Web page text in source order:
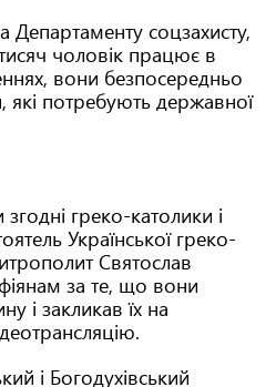
Департаменту соцзахисту,
чоловік працює в
вони безпосередньо
потребують державної
греко-католики і
Української греко-
Святослав
за те, що вони
і закликав їх на
і Богодухівський